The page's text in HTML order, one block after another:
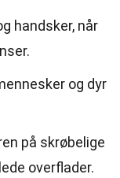
handsker, når
og dyr
på skrøbelige
overflader.